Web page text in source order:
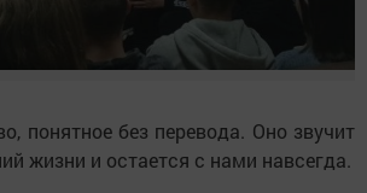
понятное без перевода. Оно звучит
жизни и остается с нами навсегда.